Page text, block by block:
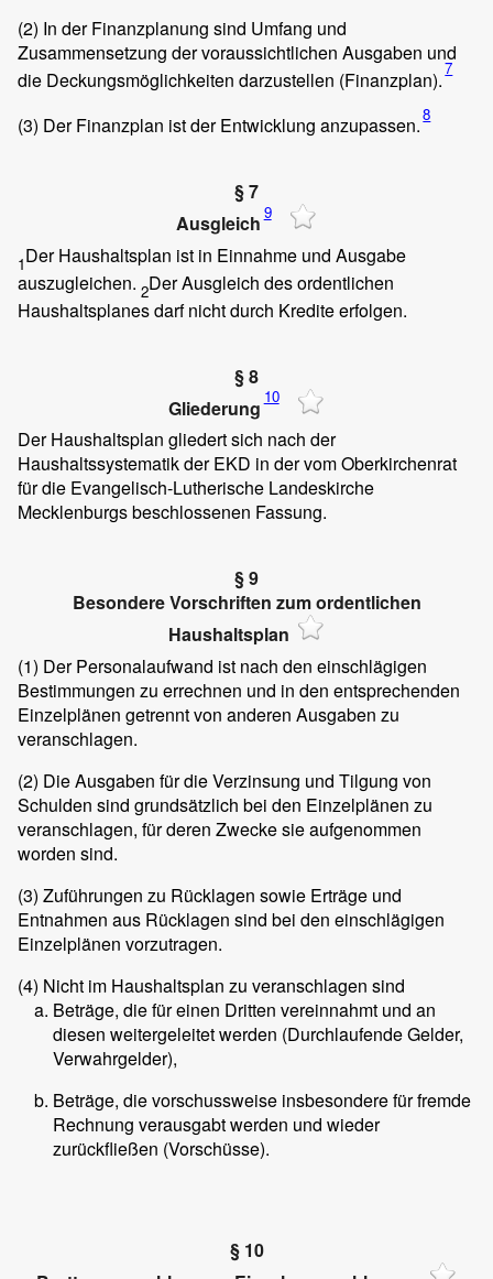
(2) In der Finanzplanung sind Umfang und
Zusammensetzung der voraussichtlichen Ausgaben und
die Deckungsmöglichkeiten darzustellen (Finanzplan).7
(3) Der Finanzplan ist der Entwicklung anzupassen.8
§ 7
Ausgleich 9
1Der Haushaltsplan ist in Einnahme und Ausgabe
auszugleichen. 2Der Ausgleich des ordentlichen
Haushaltsplanes darf nicht durch Kredite erfolgen.
§ 8
Gliederung 10
Der Haushaltsplan gliedert sich nach der
Haushaltssystematik der EKD in der vom Oberkirchenrat
für die Evangelisch-Lutherische Landeskirche
Mecklenburgs beschlossenen Fassung.
§ 9
Besondere Vorschriften zum ordentlichen
Haushaltsplan
(1) Der Personalaufwand ist nach den einschlägigen
Bestimmungen zu errechnen und in den entsprechenden
Einzelplänen getrennt von anderen Ausgaben zu
veranschlagen.
(2) Die Ausgaben für die Verzinsung und Tilgung von
Schulden sind grundsätzlich bei den Einzelplänen zu
veranschlagen, für deren Zwecke sie aufgenommen
worden sind.
(3) Zuführungen zu Rücklagen sowie Erträge und
Entnahmen aus Rücklagen sind bei den einschlägigen
Einzelplänen vorzutragen.
(4) Nicht im Haushaltsplan zu veranschlagen sind
Beträge, die für einen Dritten vereinnahmt und an
diesen weitergeleitet werden (Durchlaufende Gelder,
Verwahrgelder),
Beträge, die vorschussweise insbesondere für fremde
Rechnung verausgabt werden und wieder
zurückfließen (Vorschüsse).
§ 10